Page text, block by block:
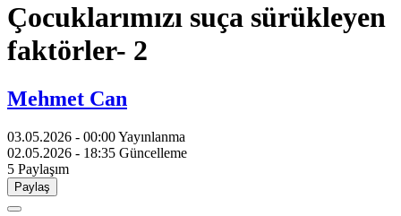
Çocuklarımızı suça sürükleyen
faktörler- 2
Mehmet Can
03.05.2026 - 00:00Yayınlanma
02.05.2026 - 18:35 Güncelleme
5 Paylaşım
Paylaş